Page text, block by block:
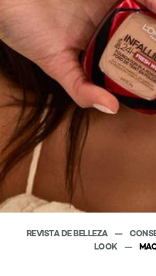
REVISTA DE BELLEZA
LOOK